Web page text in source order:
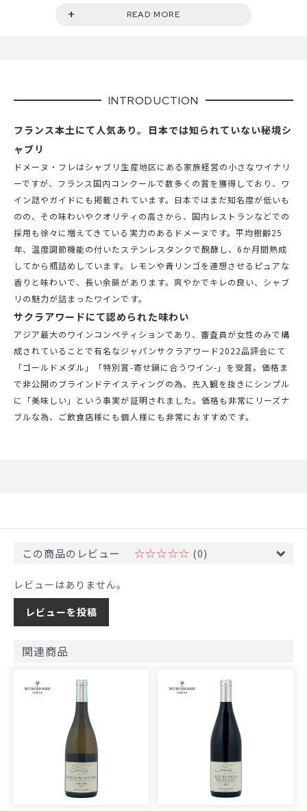
当店直輸入
コンクール受賞歴
サクラアワード金賞・特別賞
READ MORE
INTRODUCTION
フランス本土にて人気あり。日本では知られていない秘境シ
ャブリ
ドメーヌ・フレはシャブリ生産地区にある家族経営の小さなワイナリ
ーですが、フランス国内コンクールで数多くの賞を獲得しており、ワ
イン誌やガイドにも掲載されています。日本ではまだ知名度が低いも
のの、その味わいやクオリティの高さから、国内レストランなどでの
採用も徐々に増えてきている実力のあるドメーヌです。平均樹齢25
年、温度調節機能の付いたステンレスタンクで醗酵し、6か月間熟成
してから瓶詰めしています。レモンや青リンゴを連想させるピュアな
香りと味わいで、長い余韻があります。爽やかでキレの良い、シャブ
リの魅力が詰まったワインです。
サクラアワードにて認められた味わい
アジア最大のワインコンペティションであり、審査員が女性のみで構
成されていることで有名なジャパンサクラアワード2022品評会にて
「ゴールドメダル」「特別賞-寄せ鍋に合うワイン-」を受賞。価格ま
で非公開のブラインドテイスティングの為、先入観を抜きにシンプル
に「美味しい」という事実が証明されました。価格も非常にリーズナ
ブルな為、ご飲食店様にも個人様にも非常におすすめです。
この商品のレビュー ☆☆☆☆☆ (0)
レビューはありません。
レビューを投稿
関連商品